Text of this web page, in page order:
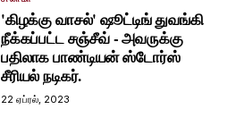
'கிழக்கு வாசல்' ஷூட்டிங் துவங்கி
நீக்கப்பட்ட சஞ்சீவ் - அவருக்கு
பதிலாக பாண்டியன் ஸ்டோர்ஸ்
சீரியல் நடிகர்.
22 ஏப்ரல், 2023